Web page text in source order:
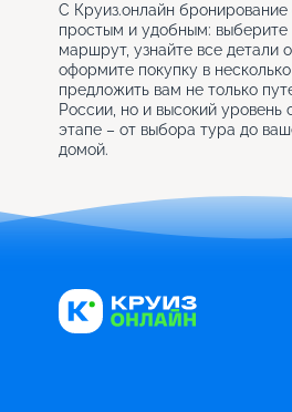
С Круиз.онлайн бронирование
простым и удобным: выберите
маршрут, узнайте все детали
оформите покупку в
предложить вам не только
России, но и высокий уровень
этапе – от выбора тура до
домой.